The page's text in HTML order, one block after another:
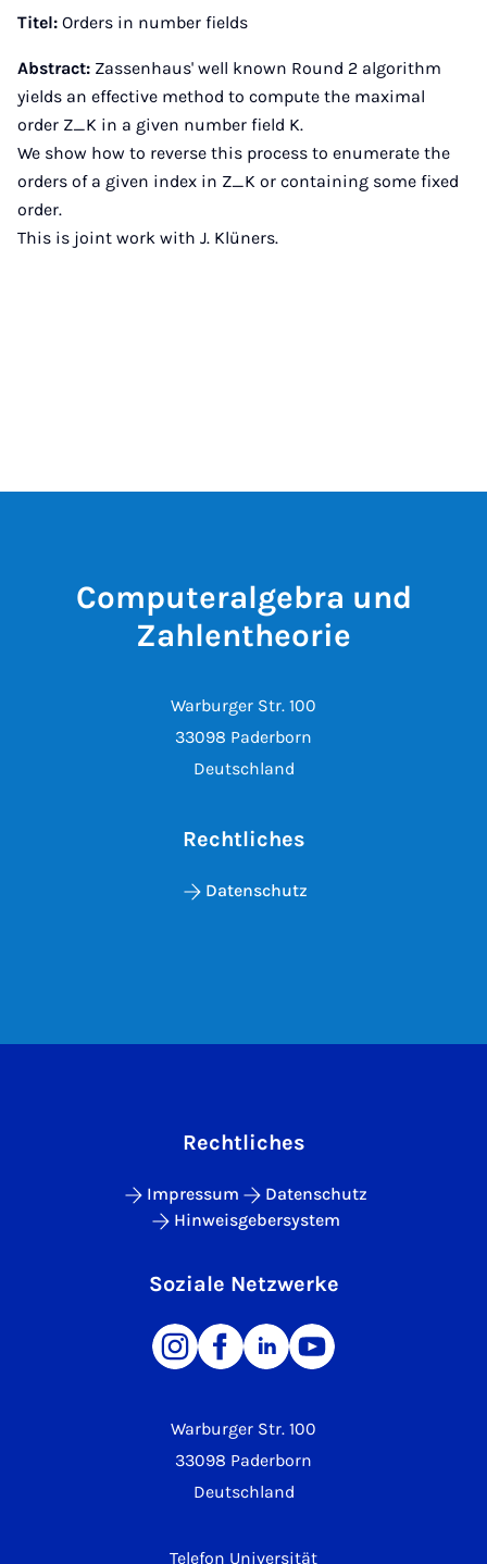
Titel: Orders in number fields
Abstract: Zassenhaus' well known Round 2 algorithm
yields an effective method to compute the maximal
order Z_K in a given number field K.
We show how to reverse this process to enumerate the
orders of a given index in Z_K or containing some fixed
order.
This is joint work with J. Klüners.
Computeralgebra und
Zahlentheorie
Warburger Str. 100
33098 Paderborn
Deutschland
Rechtliches
Datenschutz
Warburger Str. 100
33098 Paderborn
Deutschland
Telefon Universität
Rechtliches
Impressum
Datenschutz
Hinweisgebersystem
Soziale Netzwerke